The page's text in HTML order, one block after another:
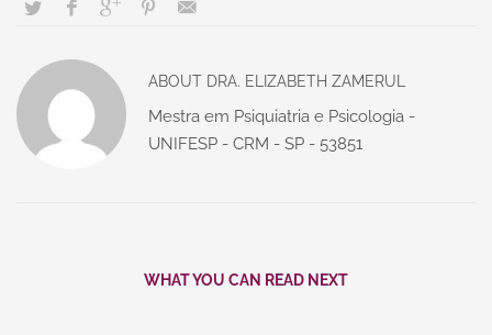
ABOUT DRA. ELIZABETH ZAMERUL
Mestra em Psiquiatria e Psicologia -
UNIFESP - CRM - SP - 53851
WHAT YOU CAN READ NEXT